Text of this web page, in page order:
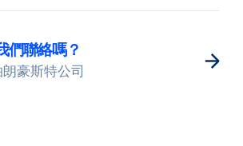
們聯絡嗎？
豪斯特公司